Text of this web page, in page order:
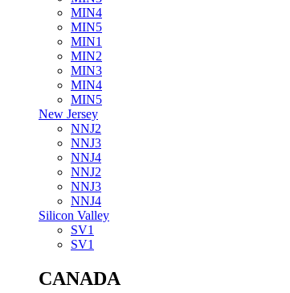
MIN4
MIN5
MIN1
MIN2
MIN3
MIN4
MIN5
New Jersey
NNJ2
NNJ3
NNJ4
NNJ2
NNJ3
NNJ4
Silicon Valley
SV1
SV1
CANADA